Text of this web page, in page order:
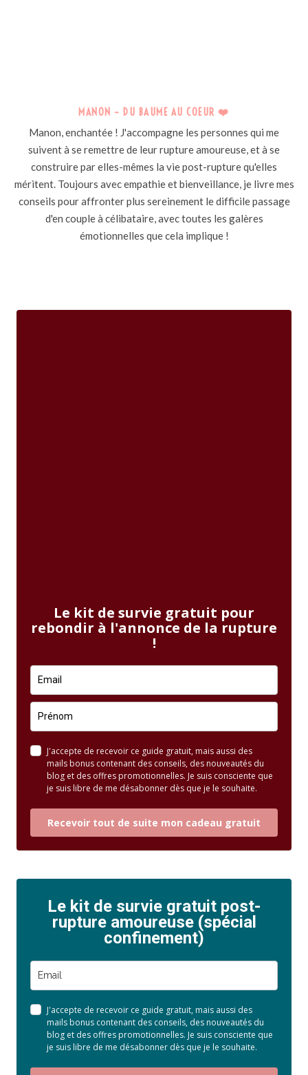
MANON – DU BAUME AU COEUR ❤️
Manon, enchantée ! J'accompagne les personnes qui me
suivent à se remettre de leur rupture amoureuse, et à se
construire par elles-mêmes la vie post-rupture qu'elles
méritent. Toujours avec empathie et bienveillance, je livre mes
conseils pour affronter plus sereinement le difficile passage
d'en couple à célibataire, avec toutes les galères
émotionnelles que cela implique !
Le kit de survie gratuit pour
rebondir à l'annonce de la rupture
!
J'accepte de recevoir ce guide gratuit, mais aussi des
mails bonus contenant des conseils, des nouveautés du
blog et des offres promotionnelles. Je suis consciente que
je suis libre de me désabonner dès que je le souhaite.
Recevoir tout de suite mon cadeau gratuit
Le kit de survie gratuit post-
rupture amoureuse (spécial
confinement)
J'accepte de recevoir ce guide gratuit, mais aussi des
mails bonus contenant des conseils, des nouveautés du
blog et des offres promotionnelles. Je suis consciente que
je suis libre de me désabonner dès que je le souhaite.